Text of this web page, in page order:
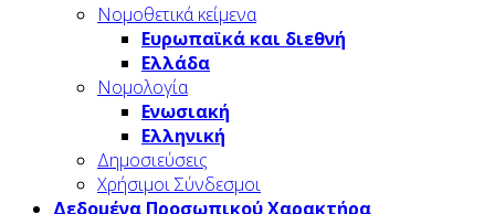
Νομοθετικά κείμενα
Ευρωπαϊκά και διεθνή
Ελλάδα
Νομολογία
Ενωσιακή
Ελληνική
Δημοσιεύσεις
Χρήσιμοι Σύνδεσμοι
Δεδομένα Προσωπικού Χαρακτήρα